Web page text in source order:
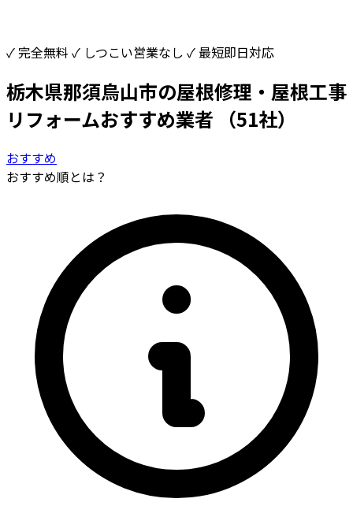
✓ 完全無料 ✓ しつこい営業なし ✓ 最短即日対応
栃木県那須烏山市の屋根修理・屋根工事
リフォームおすすめ業者
（51社）
おすすめ
おすすめ順とは？